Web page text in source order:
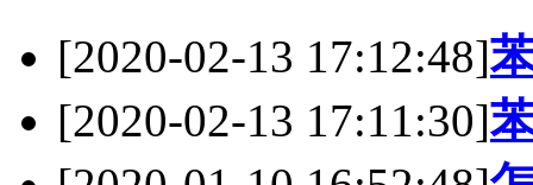
[2020-02-13 17:12:48]
[2020-02-13 17:11:30]